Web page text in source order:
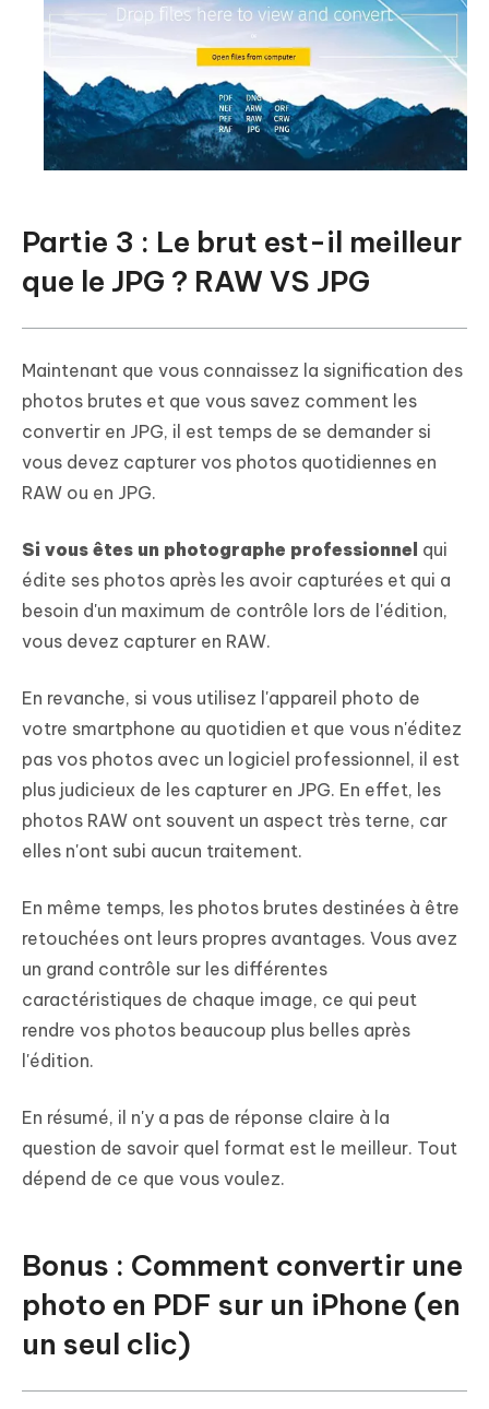
Partie 3 : Le brut est-il meilleur
que le JPG ? RAW VS JPG
Maintenant que vous connaissez la signification des
photos brutes et que vous savez comment les
convertir en JPG, il est temps de se demander si
vous devez capturer vos photos quotidiennes en
RAW ou en JPG.
Si vous êtes un photographe professionnel qui
édite ses photos après les avoir capturées et qui a
besoin d'un maximum de contrôle lors de l'édition,
vous devez capturer en RAW.
En revanche, si vous utilisez l'appareil photo de
votre smartphone au quotidien et que vous n'éditez
pas vos photos avec un logiciel professionnel, il est
plus judicieux de les capturer en JPG. En effet, les
photos RAW ont souvent un aspect très terne, car
elles n'ont subi aucun traitement.
En même temps, les photos brutes destinées à être
retouchées ont leurs propres avantages. Vous avez
un grand contrôle sur les différentes
caractéristiques de chaque image, ce qui peut
rendre vos photos beaucoup plus belles après
l'édition.
En résumé, il n'y a pas de réponse claire à la
question de savoir quel format est le meilleur. Tout
dépend de ce que vous voulez.
Bonus : Comment convertir une
photo en PDF sur un iPhone (en
un seul clic)